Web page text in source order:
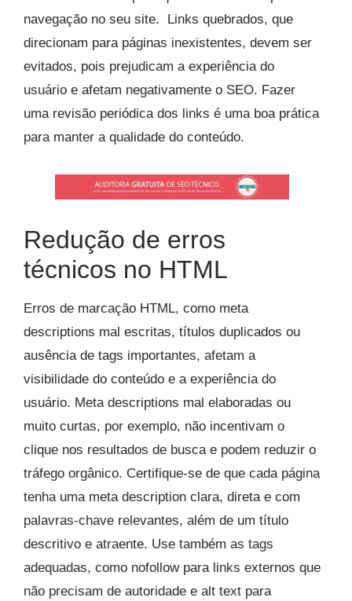
navegação no seu site. Links quebrados, que
direcionam para páginas inexistentes, devem ser
evitados, pois prejudicam a experiência do
usuário e afetam negativamente o SEO. Fazer
uma revisão periódica dos links é uma boa prática
para manter a qualidade do conteúdo.
Redução de erros
técnicos no HTML
Erros de marcação HTML, como meta
descriptions mal escritas, títulos duplicados ou
ausência de tags importantes, afetam a
visibilidade do conteúdo e a experiência do
usuário. Meta descriptions mal elaboradas ou
muito curtas, por exemplo, não incentivam o
clique nos resultados de busca e podem reduzir o
tráfego orgânico. Certifique-se de que cada página
tenha uma meta description clara, direta e com
palavras-chave relevantes, além de um título
descritivo e atraente. Use também as tags
adequadas, como nofollow para links externos que
não precisam de autoridade e alt text para